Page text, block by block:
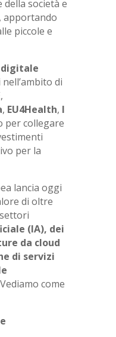
società e
apportando
piccole e
digitale
di
, EU4Health, I
per collegare
per la
lancia oggi
di oltre
(IA), dei
da cloud
di servizi
come